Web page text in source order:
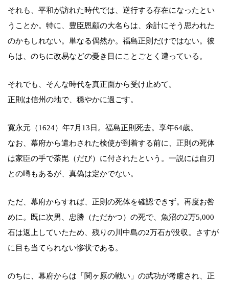
それも、平和が訪れた時代では、逆行する存在になったとい
うことか。特に、豊臣恩顧の大名らは、余計にそう思われた
のかもしれない。単なる偶然か。福島正則だけではない。彼
らは、のちに改易などの憂き目にことごとく遭っている。
それでも、そんな時代を真正面から受け止めて。
正則は信州の地で、穏やかに過ごす。
寛永元（1624）年7月13日。福島正則死去。享年64歳。
なお、幕府から遣わされた検使が到着する前に、正則の死体
は家臣の手で荼毘（だび）に付されたという。一説には自刃
との噂もあるが、真偽は定かでない。
ただ、幕府からすれば、正則の死体を確認できず。再度お咎
めに。既に次男、忠勝（ただかつ）の死で、魚沼の2万5,000
石は返上していたため、残りの川中島の2万石が没収。さすが
に目も当てられない惨状である。
のちに、幕府からは「関ヶ原の戦い」の武功が考慮され、正